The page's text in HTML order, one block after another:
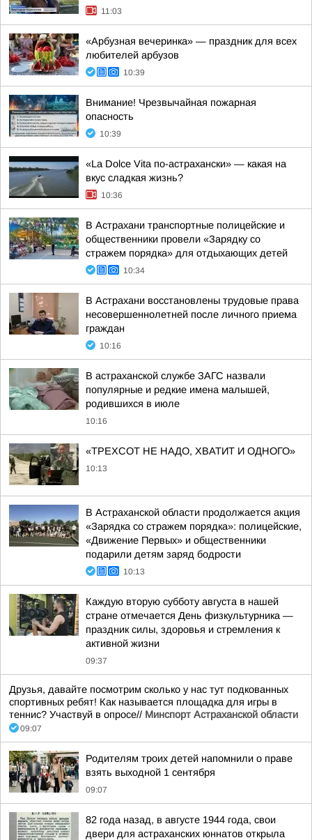
11:03
«Арбузная вечеринка» — праздник для всех
любителей арбузов
10:39
Внимание! Чрезвычайная пожарная
опасность
10:39
«La Dolce Vita по-астрахански» — какая на
вкус сладкая жизнь?
10:36
В Астрахани транспортные полицейские и
общественники провели «Зарядку со
стражем порядка» для отдыхающих детей
10:34
В Астрахани восстановлены трудовые права
несовершеннолетней после личного приема
граждан
10:16
В астраханской службе ЗАГС назвали
популярные и редкие имена малышей,
родившихся в июле
10:16
«ТРЕХСОТ НЕ НАДО, ХВАТИТ И ОДНОГО»
10:13
В Астраханской области продолжается акция
«Зарядка со стражем порядка»: полицейские,
«Движение Первых» и общественники
подарили детям заряд бодрости
10:13
Каждую вторую субботу августа в нашей
стране отмечается День физкультурника —
праздник силы, здоровья и стремления к
активной жизни
09:37
Друзья, давайте посмотрим сколько у нас тут подкованных
спортивных ребят! Как называется площадка для игры в
теннис? Участвуй в опросе// Минспорт Астраханской области
09:07
Родителям троих детей напомнили о праве
взять выходной 1 сентября
09:07
82 года назад, в августе 1944 года, свои
двери для астраханских юннатов открыла